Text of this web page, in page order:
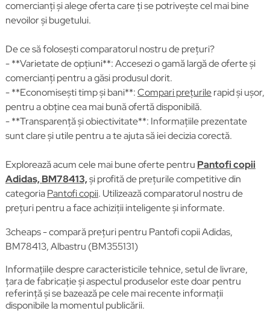
comercianți și alege oferta care ți se potrivește cel mai bine
nevoilor și bugetului.
De ce să folosești comparatorul nostru de prețuri?
- **Varietate de opțiuni**: Accesezi o gamă largă de oferte și
comercianți pentru a găsi produsul dorit.
- **Economisești timp și bani**:Compari prețurilerapid și ușor,
pentru a obține cea mai bună ofertă disponibilă.
- **Transparență și obiectivitate**: Informațiile prezentate
sunt clare și utile pentru a te ajuta să iei decizia corectă.
Explorează acum cele mai bune oferte pentru Pantofi copii
Adidas, BM78413,și profită de prețurile competitive din
categoriaPantofi copii. Utilizează comparatorul nostru de
prețuri pentru a face achiziții inteligente și informate.
3cheaps - compară prețuri pentru Pantofi copii Adidas,
BM78413, Albastru (BM355131)
Informațiile despre caracteristicile tehnice, setul de livrare,
țara de fabricație și aspectul produselor este doar pentru
referință și se bazează pe cele mai recente informații
disponibile la momentul publicării.